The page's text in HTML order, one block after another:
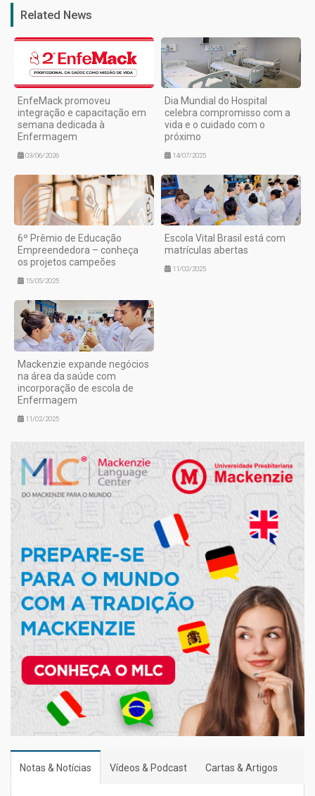
Related News
EnfeMack promoveu
integração e capacitação em
semana dedicada à
Enfermagem
03/06/2026
Dia Mundial do Hospital
celebra compromisso com a
vida e o cuidado com o
próximo
14/07/2025
6º Prêmio de Educação
Empreendedora – conheça
os projetos campeões
15/05/2025
Escola Vital Brasil está com
matrículas abertas
11/02/2025
Mackenzie expande negócios
na área da saúde com
incorporação de escola de
Enfermagem
11/02/2025
Notas & Notícias Vídeos & Podcast Cartas & Artigos